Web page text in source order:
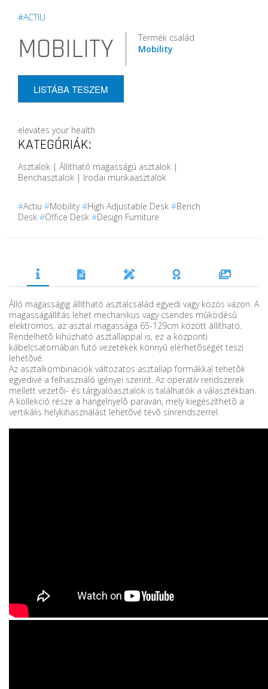
#ACTIU
MOBILITY
Termék család
Mobility
LISTÁBA TESZEM
elevates your health
KATEGÓRIÁK:
Asztalok | Állítható magasságú asztalok |
Benchasztalok | Irodai munkaasztalok
#Actiu #Mobility#High Adjustable Desk #Bench
Desk #Office Desk #Design Furniture
Álló magasságig állítható asztalcsalád egyedi vagy közös vázon. A
magasságállítás lehet mechanikus vagy csendes mûködésû
elektromos, az asztal magassága 65-129cm között állítható.
Rendelhetõ kihúzható asztallappal is, ez a központi
kábelcsatornában futó vezetékek könnyû elérhetõségét teszi
lehetõvé.
Az asztalkombinációk változatos asztallap formákkal tehetõk
egyedivé a felhasználó igényei szerint. Az operatív rendszerek
mellett vezetõi- és tárgyalóasztalok is találhatók a választékban.
A kollekció része a hangelnyelõ paraván, mely kiegészíthetõ a
vertikális helykihasználást lehetõvé tévõ sínrendszerrel.